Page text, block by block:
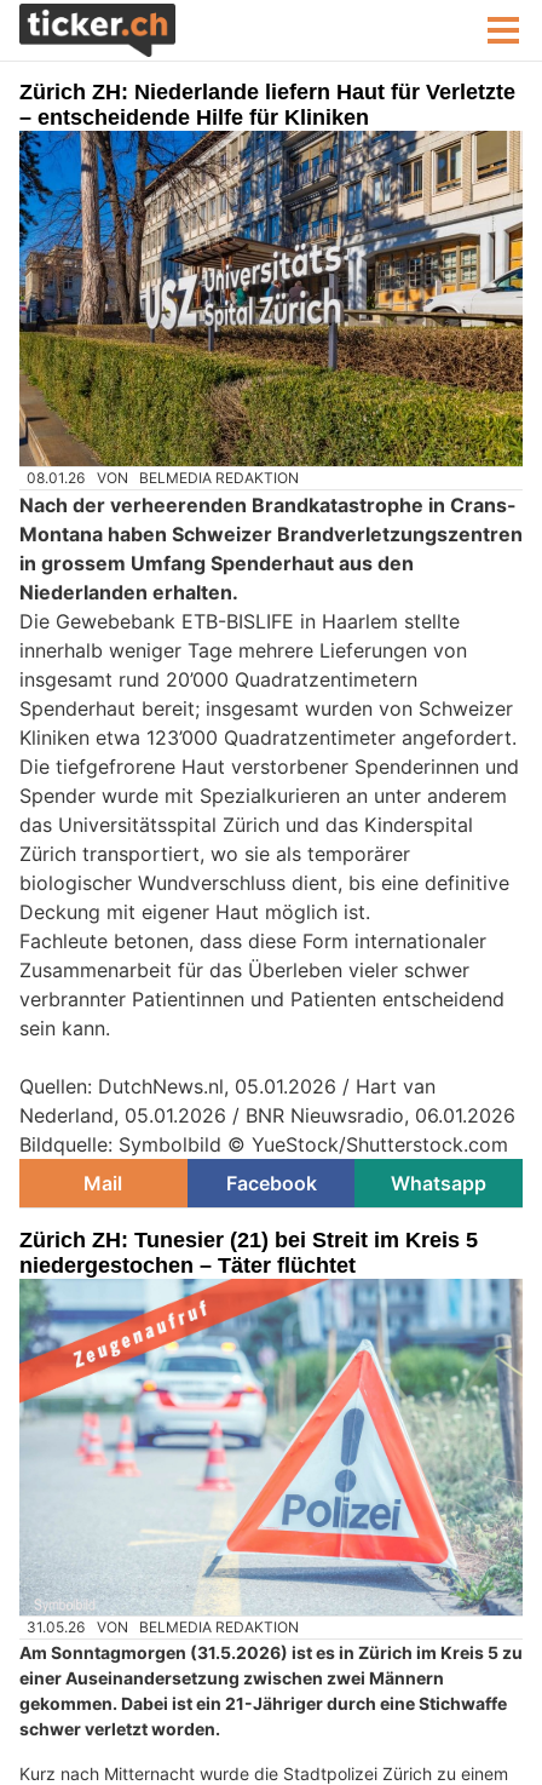
Zürich ZH: Niederlande liefern Haut für Verletzte
– entscheidende Hilfe für Kliniken
08.01.26 VON BELMEDIA REDAKTION
Nach der verheerenden Brandkatastrophe in Crans-
Montana haben Schweizer Brandverletzungszentren
in grossem Umfang Spenderhaut aus den
Niederlanden erhalten.
Die Gewebebank ETB-BISLIFE in Haarlem stellte
innerhalb weniger Tage mehrere Lieferungen von
insgesamt rund 20’000 Quadratzentimetern
Spenderhaut bereit; insgesamt wurden von Schweizer
Kliniken etwa 123’000 Quadratzentimeter angefordert.
Die tiefgefrorene Haut verstorbener Spenderinnen und
Spender wurde mit Spezialkurieren an unter anderem
das Universitätsspital Zürich und das Kinderspital
Zürich transportiert, wo sie als temporärer
biologischer Wundverschluss dient, bis eine definitive
Deckung mit eigener Haut möglich ist.
Fachleute betonen, dass diese Form internationaler
Zusammenarbeit für das Überleben vieler schwer
verbrannter Patientinnen und Patienten entscheidend
sein kann.
Quellen: DutchNews.nl, 05.01.2026 / Hart van
Nederland, 05.01.2026 / BNR Nieuwsradio, 06.01.2026
Bildquelle: Symbolbild © YueStock/Shutterstock.com
Mail
Facebook Whatsapp
Zürich ZH: Tunesier (21) bei Streit im Kreis 5
niedergestochen – Täter flüchtet
31.05.26 VON BELMEDIA REDAKTION
Am Sonntagmorgen (31.5.2026) ist es in Zürich im Kreis 5 zu
einer Auseinandersetzung zwischen zwei Männern
gekommen. Dabei ist ein 21-Jähriger durch eine Stichwaffe
schwer verletzt worden.
Kurz nach Mitternacht wurde die Stadtpolizei Zürich zu einem